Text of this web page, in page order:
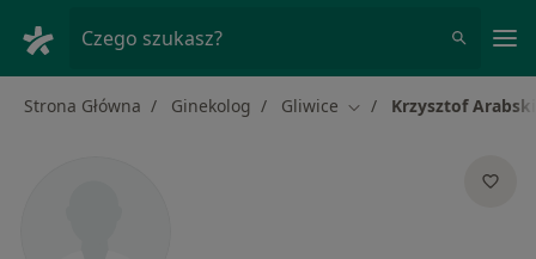
Czego szukasz?
Strona Główna Ginekolog Gliwice Zmień miasto
Krzysztof Arabski